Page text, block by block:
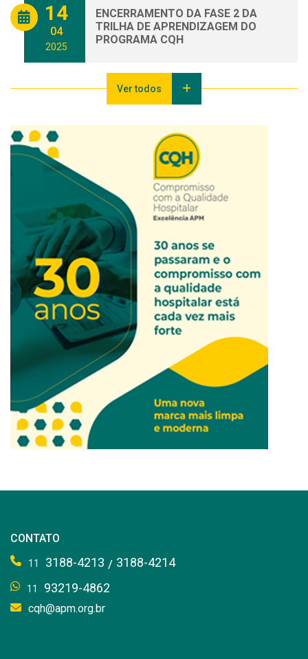
14
04
2025
ENCERRAMENTO DA FASE 2 DA
TRILHA DE APRENDIZAGEM DO
PROGRAMA CQH
Ver todos
CONTATO
11 3188-4213 / 3188-4214
11 93219-4862
cqh@apm.org.br